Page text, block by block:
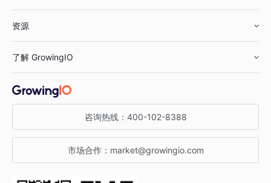
鞋服行业
汽车行业
金融行业
智能运营
获客分析
资源
增长公开课
增长博客
了解 GrowingIO
关于 GrowingIO
增长大会
咨询热线： 400-102-8388
市场合作： market@growingio.com